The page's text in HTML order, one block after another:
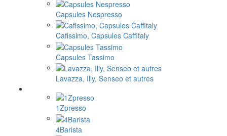
Capsules Nespresso
Cafissimo, Capsules Caffitaly
Capsules Tassimo
Lavazza, Illy, Senseo et autres
1Zpresso
4Barista